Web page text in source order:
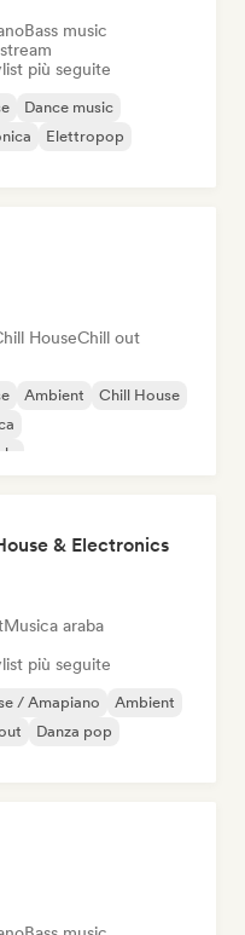
Bass music
più seguite
Dance music
Elettropop
HouseChill out
Ambient
Chill House
& Electronics
Musica araba
più seguite
/ Amapiano
Ambient
Danza pop